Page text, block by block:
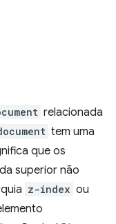
relacionada
tem uma
que os
superior não
z-index ou